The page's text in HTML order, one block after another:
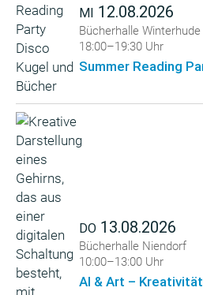
MI 12.08.2026
Bücherhalle Winterhude
18:00–19:30 Uhr
Summer Reading
DO 13.08.2026
Bücherhalle Niendorf
10:00–13:00 Uhr
AI & Art –